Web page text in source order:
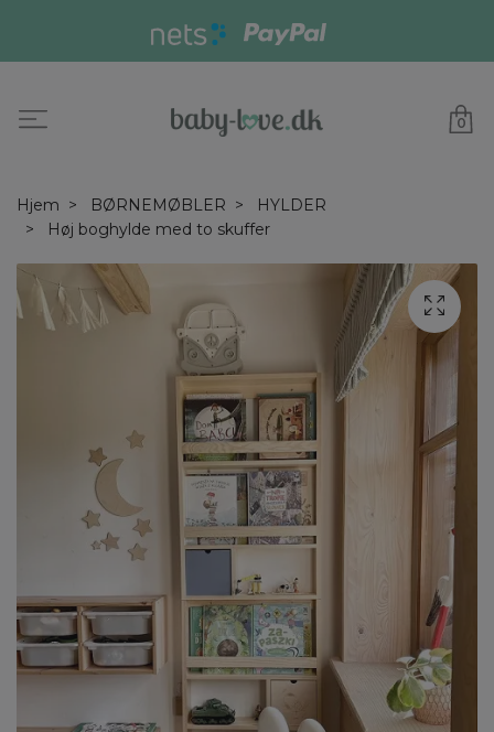
0
Hjem BØRNEMØBLER
HYLDER
Høj boghylde med to skuffer